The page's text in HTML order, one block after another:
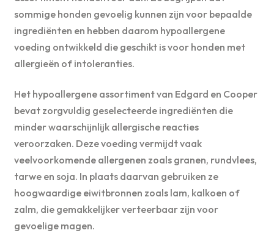
sommige honden gevoelig kunnen zijn voor bepaalde
ingrediënten en hebben daarom hypoallergene
voeding ontwikkeld die geschikt is voor honden met
allergieën of intoleranties.
Het hypoallergene assortiment van Edgard en Cooper
bevat zorgvuldig geselecteerde ingrediënten die
minder waarschijnlijk allergische reacties
veroorzaken. Deze voeding vermijdt vaak
veelvoorkomende allergenen zoals granen, rundvlees,
tarwe en soja. In plaats daarvan gebruiken ze
hoogwaardige eiwitbronnen zoals lam, kalkoen of
zalm, die gemakkelijker verteerbaar zijn voor
gevoelige magen.